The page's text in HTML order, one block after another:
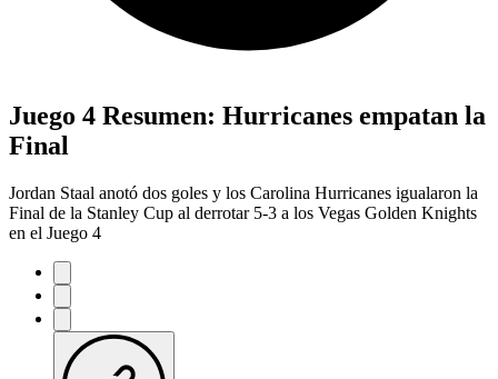
Juego 4 Resumen: Hurricanes empatan la
Final
Jordan Staal anotó dos goles y los Carolina Hurricanes igualaron la
Final de la Stanley Cup al derrotar 5-3 a los Vegas Golden Knights
en el Juego 4